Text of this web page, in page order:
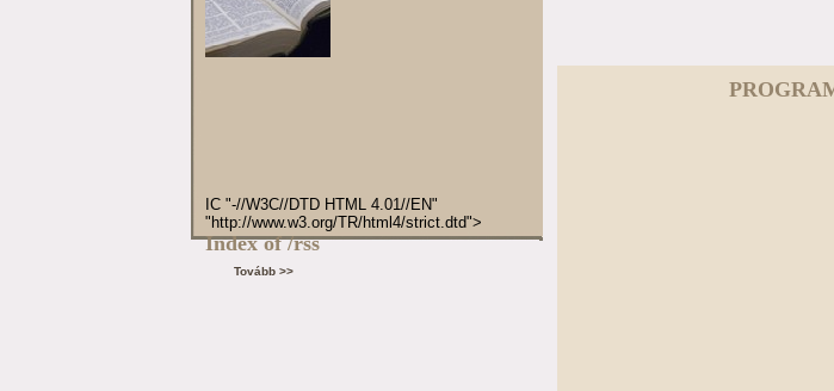
IC "-//W3C//DTD HTML 4.01//EN"
"http://www.w3.org/TR/html4/strict.dtd">
Index of /rss
Tovább >>